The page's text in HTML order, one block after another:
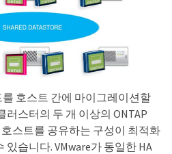
를 호스트 간에 마이그레이션할
러스터의 두 개 이상의 ONTAP
스트를 공유하는 구성이 최적화
있습니다. VMware가 동일한 HA